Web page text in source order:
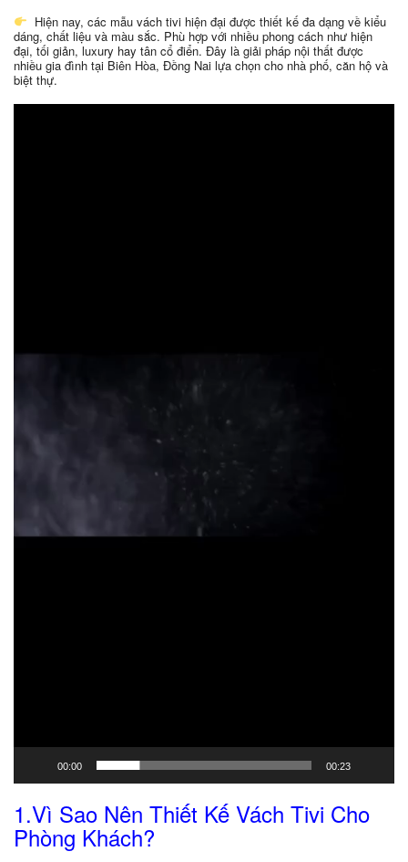
Hiện nay, các mẫu vách tivi hiện đại được thiết kế đa dạng về kiểu
dáng, chất liệu và màu sắc. Phù hợp với nhiều phong cách như hiện
đại, tối giản, luxury hay tân cổ điển. Đây là giải pháp nội thất được
nhiều gia đình tại Biên Hòa, Đồng Nai lựa chọn cho nhà phố, căn hộ và
biệt thự.
Trình
00:00 00:23
1.Vì Sao Nên Thiết Kế Vách Tivi Cho
Phòng Khách?